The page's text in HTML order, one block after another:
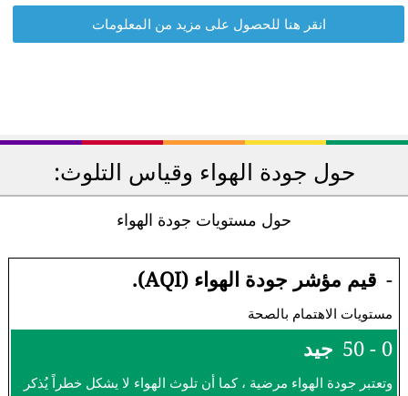
انقر هنا للحصول على مزيد من المعلومات
حول جودة الهواء وقياس التلوث:
حول مستويات جودة الهواء
- قيم مؤشر جودة الهواء (AQI).
مستويات الاهتمام بالصحة
0 - 50 جيد
وتعتبر جودة الهواء مرضية ، كما أن تلوث الهواء لا يشكل خطراً يُذكر